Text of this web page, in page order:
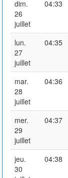
dim.
26
juillet
04:33
lun.
27
juillet
04:35
mar.
28
juillet
04:36
mer.
29
juillet
04:37
jeu.
30
04:38